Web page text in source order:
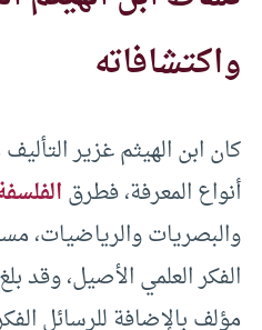
واكتشافاته
كان ابن الهيثم غزير
أنواع المعرفة، فطرق
والبصريات والرياضيات،
الفكر العلمي الأصيل، وقد
مؤلف بالإضافة للرسائل